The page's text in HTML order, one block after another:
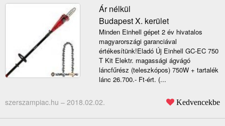
Ár nélkül
Budapest X. kerület
Minden Einhell gépet 2 év hivatalos
magyarországi garanciával
értékesítünk!Eladó Új Einhell GC-EC 750
T Kit Elektr. magassági ágvágó
láncfűrész (teleszkópos) 750W + tartalék
lánc 26.700.- Ft-ért. (...
szerszampiac.hu – 2018.02.02. Kedvencekbe